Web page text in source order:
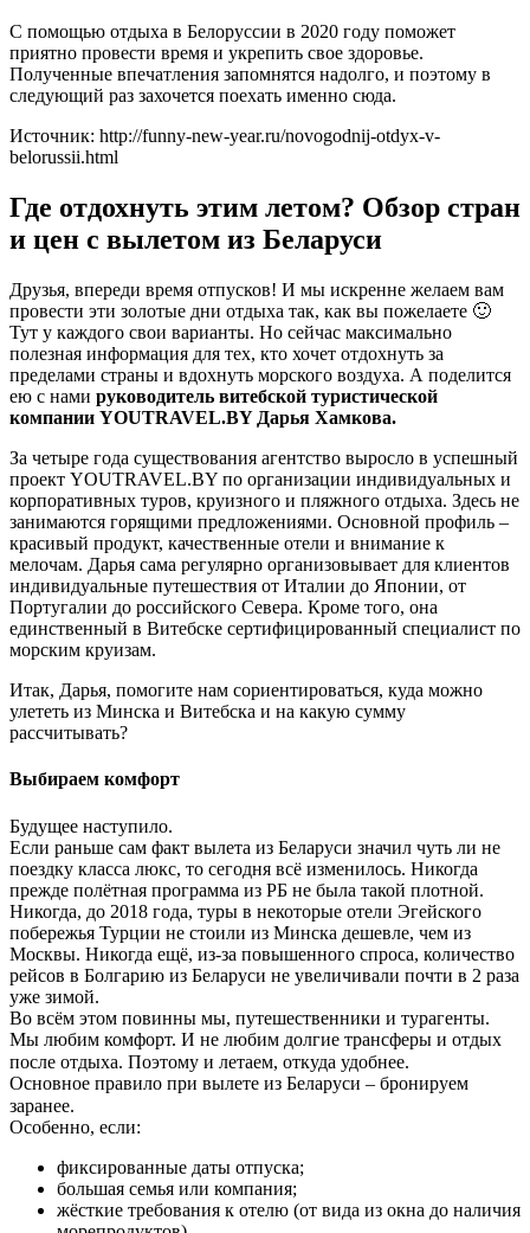
С помощью отдыха в Белоруссии в 2020 году поможет
приятно провести время и укрепить свое здоровье.
Полученные впечатления запомнятся надолго, и поэтому в
следующий раз захочется поехать именно сюда.
Источник: http://funny-new-year.ru/novogodnij-otdyx-v-
belorussii.html
Где отдохнуть этим летом? Обзор стран
и цен с вылетом из Беларуси
Друзья, впереди время отпусков! И мы искренне желаем вам
провести эти золотые дни отдыха так, как вы пожелаете 🙂
Тут у каждого свои варианты. Но сейчас максимально
полезная информация для тех, кто хочет отдохнуть за
пределами страны и вдохнуть морского воздуха. А поделится
ею с нами руководитель витебской туристической
компании YOUTRAVEL.BY Дарья Хамкова.
За четыре года существования агентство выросло в успешный
проект YOUTRAVEL.BY по организации индивидуальных и
корпоративных туров, круизного и пляжного отдыха. Здесь не
занимаются горящими предложениями. Основной профиль –
красивый продукт, качественные отели и внимание к
мелочам. Дарья сама регулярно организовывает для клиентов
индивидуальные путешествия от Италии до Японии, от
Португалии до российского Севера. Кроме того, она
единственный в Витебске сертифицированный специалист по
морским круизам.
Итак, Дарья, помогите нам сориентироваться, куда можно
улететь из Минска и Витебска и на какую сумму
рассчитывать?
Выбираем комфорт
Будущее наступило.
Если раньше сам факт вылета из Беларуси значил чуть ли не
поездку класса люкс, то сегодня всё изменилось. Никогда
прежде полётная программа из РБ не была такой плотной.
Никогда, до 2018 года, туры в некоторые отели Эгейского
побережья Турции не стоили из Минска дешевле, чем из
Москвы. Никогда ещё, из-за повышенного спроса, количество
рейсов в Болгарию из Беларуси не увеличивали почти в 2 раза
уже зимой.
Во всём этом повинны мы, путешественники и турагенты.
Мы любим комфорт. И не любим долгие трансферы и отдых
после отдыха. Поэтому и летаем, откуда удобнее.⠀
Основное правило при вылете из Беларуси – бронируем
заранее.⠀
Особенно, если:
фиксированные даты отпуска;
большая семья или компания;
жёсткие требования к отелю (от вида из окна до наличия